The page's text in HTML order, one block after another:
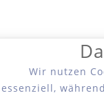
Wir nutzen
essenziell,